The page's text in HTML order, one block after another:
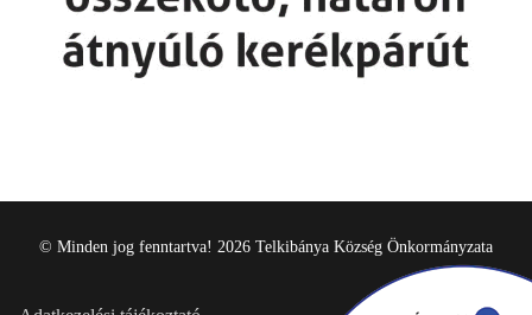
© Minden jog fenntartva! 2026 Telkibánya Község Önkormányzata